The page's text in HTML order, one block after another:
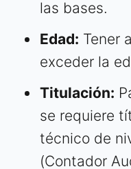
las bases.
Edad: Tener
exceder la
Titulación:
se requiere
técnico de
(Contador